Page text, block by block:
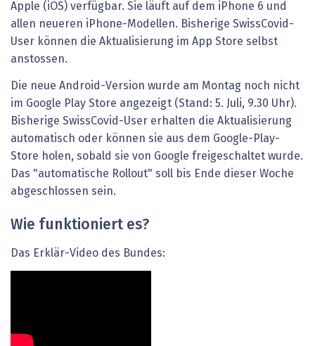
Apple (iOS) verfügbar. Sie läuft auf dem iPhone 6 und
allen neueren iPhone-Modellen. Bisherige SwissCovid-
User können die Aktualisierung im App Store selbst
anstossen.
Die neue Android-Version wurde am Montag noch nicht
im Google Play Store angezeigt (Stand: 5. Juli, 9.30 Uhr).
Bisherige SwissCovid-User erhalten die Aktualisierung
automatisch oder können sie aus dem Google-Play-
Store holen, sobald sie von Google freigeschaltet wurde.
Das "automatische Rollout" soll bis Ende dieser Woche
abgeschlossen sein.
Wie funktioniert es?
Das Erklär-Video des Bundes: